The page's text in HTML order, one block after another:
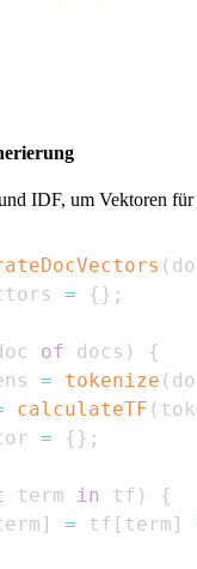
IDF, um Vektoren für
(
= { } ;
of docs )
{
= tokenize (
calculateTF (
= { } ;
term in tf )
{
] = tf [ term ]